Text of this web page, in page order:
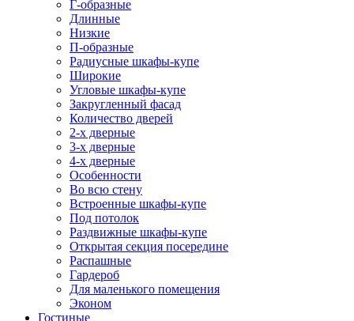
Г-образные
Длинные
Низкие
П-образные
Радиусные шкафы-купе
Широкие
Угловые шкафы-купе
Закругленный фасад
Количество дверей
2-х дверные
3-х дверные
4-х дверные
Особенности
Во всю стену
Встроенные шкафы-купе
Под потолок
Раздвижные шкафы-купе
Открытая секция посередине
Распашные
Гардероб
Для маленького помещения
Эконом
Гостиные